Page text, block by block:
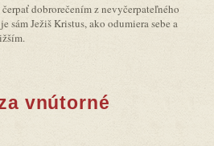
dobrorečením z nevyčerpateľného
sám Ježiš Kristus, ako odumiera sebe a
vnútorné